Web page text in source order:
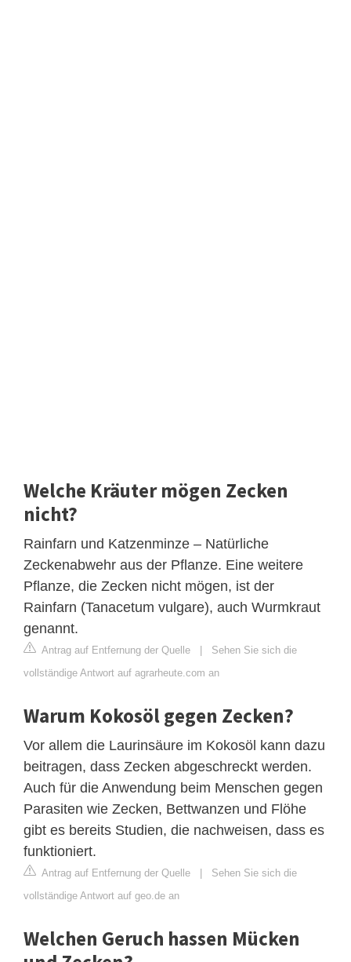
Welche Kräuter mögen Zecken
nicht?
Rainfarn und Katzenminze – Natürliche
Zeckenabwehr aus der Pflanze. Eine weitere
Pflanze, die Zecken nicht mögen, ist der
Rainfarn (Tanacetum vulgare), auch Wurmkraut
genannt.
Antrag auf Entfernung der Quelle | Sehen Sie sich die
vollständige Antwort auf agrarheute.com an
Warum Kokosöl gegen Zecken?
Vor allem die Laurinsäure im Kokosöl kann dazu
beitragen, dass Zecken abgeschreckt werden.
Auch für die Anwendung beim Menschen gegen
Parasiten wie Zecken, Bettwanzen und Flöhe
gibt es bereits Studien, die nachweisen, dass es
funktioniert.
Antrag auf Entfernung der Quelle | Sehen Sie sich die
vollständige Antwort auf geo.de an
Welchen Geruch hassen Mücken